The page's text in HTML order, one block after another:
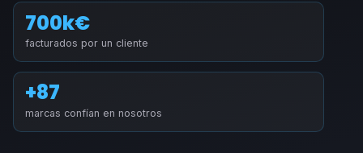
700k€
facturados por un cliente
+87
marcas confían en nosotros